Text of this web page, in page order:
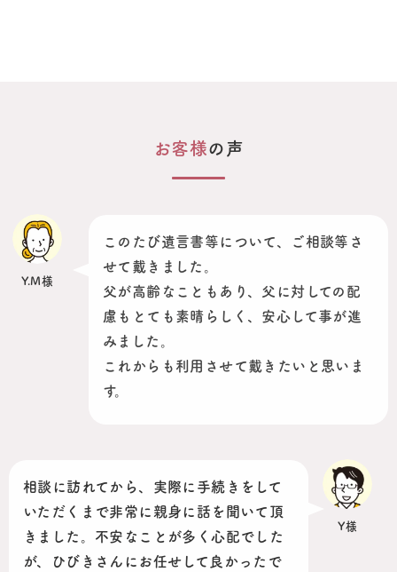
お客様の声
Y.M様
このたび遺言書等について、ご相談等さ
せて戴きました。
父が高齢なこともあり、父に対しての配
慮もとても素晴らしく、安心して事が進
みました。
これからも利用させて戴きたいと思いま
す。
Y様
相談に訪れてから、実際に手続きをして
いただくまで非常に親身に話を聞いて頂
きました。不安なことが多く心配でした
が、ひびきさんにお任せして良かったで